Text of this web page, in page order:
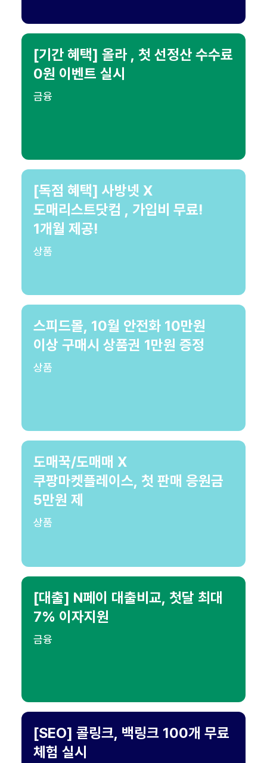
[기간 혜택] 올라 , 첫 선정산 수수료
0원 이벤트 실시
금융
[독점 혜택] 사방넷 X
도매리스트닷컴 , 가입비 무료!
1개월 제공!
상품
스피드몰, 10월 안전화 10만원
이상 구매시 상품권 1만원 증정
상품
도매꾹/도매매 X
쿠팡마켓플레이스, 첫 판매 응원금
5만원 제
상품
[대출] N페이 대출비교, 첫달 최대
7% 이자지원
금융
[SEO] 콜링크, 백링크 100개 무료
체험 실시